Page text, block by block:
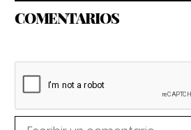
COMENTARIOS